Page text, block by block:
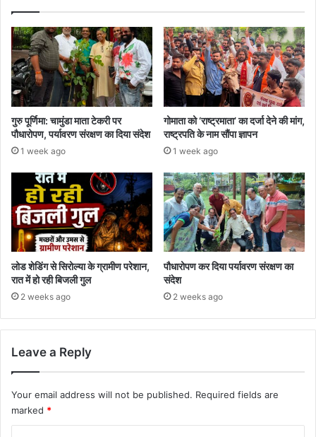
गुरु पूर्णिमा: चामुंडा माता टेकरी पर
पौधारोपण, पर्यावरण संरक्षण का दिया संदेश
1 week ago
गोमाता को ‘राष्ट्रमाता’ का दर्जा देने की मांग,
राष्ट्रपति के नाम सौंपा ज्ञापन
1 week ago
लोड शेडिंग से सिरोल्या के ग्रामीण परेशान,
रात में हो रही बिजली गुल
2 weeks ago
पौधारोपण कर दिया पर्यावरण संरक्षण का
संदेश
2 weeks ago
Leave a Reply
Your email address will not be published. Required fields are
marked *